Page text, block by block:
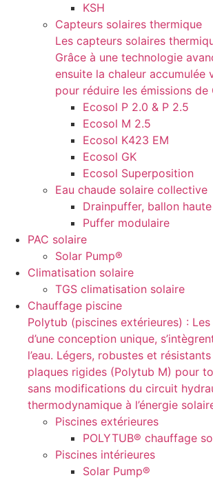
KSH
Capteurs solaires thermique
Les capteurs solaires
Grâce à une technologie
ensuite la chaleur accumulée
pour réduire les émissions
Ecosol P 2.0 & P 2.5
Ecosol M 2.5
Ecosol K423 EM
Ecosol GK
Ecosol Superposition
Eau chaude solaire collective
Drainpuffer, ballon
Puffer modulaire
PAC solaire
Solar Pump®
Climatisation solaire
TGS climatisation solaire
Chauffage piscine
Polytub (piscines extérieures) :
d’une conception unique,
l’eau. Légers, robustes et
plaques rigides (Polytub M) pour
sans modifications du circuit
thermodynamique à l’énergie
Piscines extérieures
POLYTUB® chauffage
Piscines intérieures
Solar Pump®